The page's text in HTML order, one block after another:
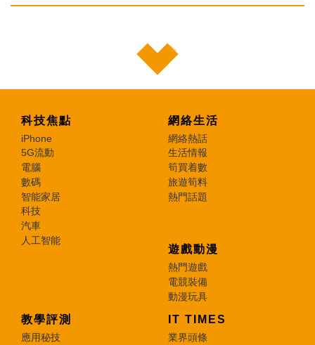
科技焦點
iPhone
5G流動
電腦
數碼
智能家居
科技
汽車
人工智能
網絡生活
網絡熱話
生活情報
筍買着數
旅遊筍料
熱門話題
遊戲動漫
熱門遊戲
電競裝備
動漫玩具
教學評測
應用秘技
IT TIMES
業界頭條